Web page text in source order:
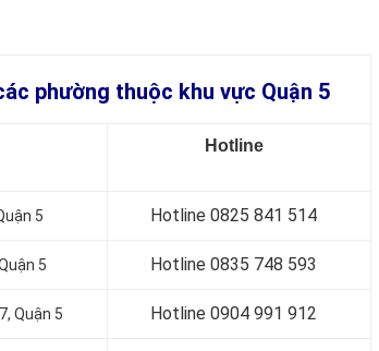
phường thuộc khu vực Quận 5
Hotline
5 Hotline 0825 841 514
5 Hotline 0835 748 593
Quận 5 Hotline 0904 991 912